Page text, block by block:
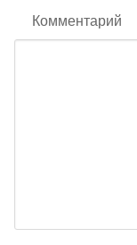
Комментарий